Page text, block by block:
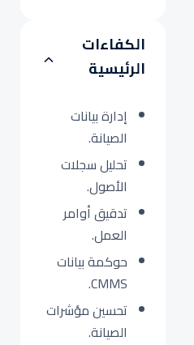
الكفاءات
الرئيسية
إدارة بيانات
الصيانة.
تحليل سجلات
الأصول.
تدقيق أوامر
العمل.
حوكمة بيانات
CMMS.
تحسين مؤشرات
الصيانة.